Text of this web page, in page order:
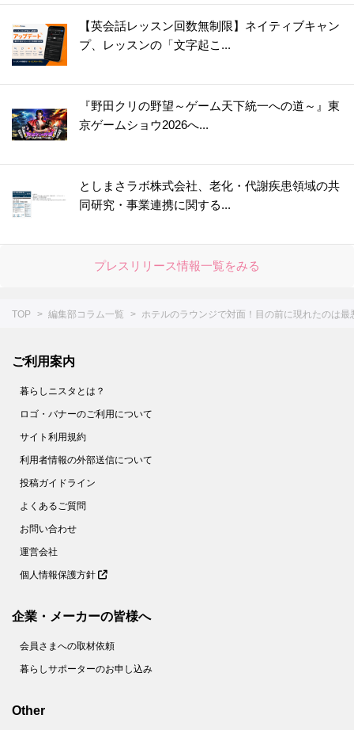
【英会話レッスン回数無制限】ネイティブキャン
プ、レッスンの「文字起こ...
『野田クリの野望～ゲーム天下統一への道～』東
京ゲームショウ2026へ...
としまさラボ株式会社、老化・代謝疾患領域の共
同研究・事業連携に関する...
プレスリリース情報一覧をみる
TOP 編集部コラム一覧 ホテルのラウンジで対面！目の前に現れたのは
ご利用案内
暮らしニスタとは？
ロゴ・バナーのご利用について
サイト利用規約
利用者情報の外部送信について
投稿ガイドライン
よくあるご質問
お問い合わせ
運営会社
個人情報保護方針
企業・メーカーの皆様へ
会員さまへの取材依頼
暮らしサポーターのお申し込み
Other